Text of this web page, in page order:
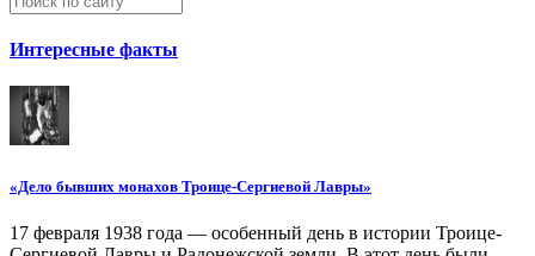
Интересные факты
«Дело бывших монахов Троице-Сергиевой Лавры»
17 февраля 1938 года — особенный день в истории Троице-